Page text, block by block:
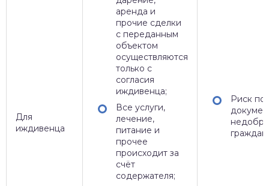
Для
иждивенца
аренда и
прочие сделки
с переданным
объектом
осуществляются
только с
согласия
иждивенца;
Все услуги,
лечение,
питание и
прочее
происходит за
счёт
содержателя;
Риск